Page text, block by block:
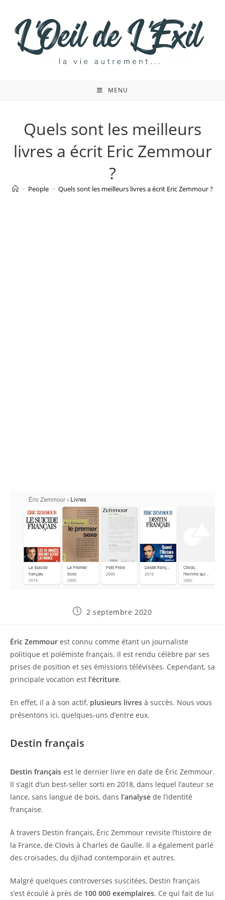
content
MENU
Quels sont les meilleurs
livres a écrit Eric Zemmour
?
> People > Quels sont les meilleurs livres a écrit Eric Zemmour ?
Publication
2 septembre 2020
Éric Zemmour est connu comme étant un journaliste
politique et polémiste français. Il est rendu célèbre par ses
prises de position et ses émissions télévisées. Cependant, sa
principale vocation est l’écriture.
En effet, il a à son actif, plusieurs livres à succès. Nous vous
présentons ici, quelques-uns d’entre eux.
Destin français
Destin français est le dernier livre en date de Éric Zemmour.
Il s’agit d’un best-seller sorti en 2018, dans lequel l’auteur se
lance, sans langue de bois, dans l’analyse de l’identité
française.
À travers Destin français, Éric Zemmour revisite l’histoire de
la France, de Clovis à Charles de Gaulle. Il a également parlé
des croisades, du djihad contemporain et autres.
Malgré quelques controverses suscitées, Destin français
s’est écoulé à près de 100 000 exemplaires. Ce qui fait de lui